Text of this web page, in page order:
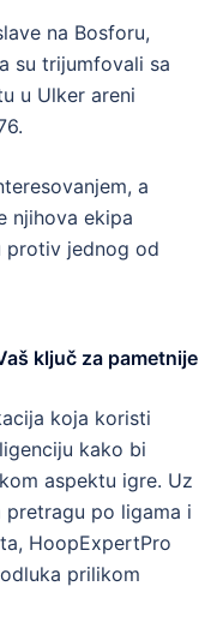
na Bosforu,
su trijumfovali sa
u Ulker areni
a
njihova ekipa
protiv jednog od
ključ za pametnije
koja koristi
kako bi
aspektu igre. Uz
po ligama i
HoopExpertPro
prilikom